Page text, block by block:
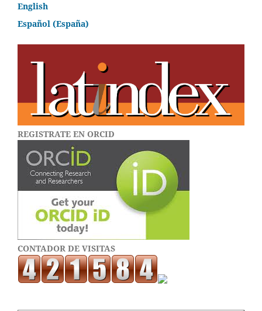
English
Español (España)
REGISTRATE EN ORCID
CONTADOR DE VISITAS